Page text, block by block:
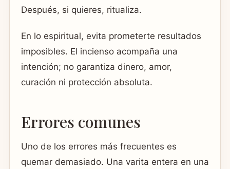
Después, si quieres, ritualiza.
En lo espiritual, evita prometerte resultados
imposibles. El incienso acompaña una
intención; no garantiza dinero, amor,
curación ni protección absoluta.
Errores comunes
Uno de los errores más frecuentes es
quemar demasiado. Una varita entera en una